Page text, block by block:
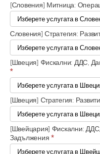
[Словения] Митница:
Словения] Стратегия:
[Швеция] Фискални: ДДС,
*
[Швеция] Стратегия:
[Швейцария] Фискални:
Задължения*